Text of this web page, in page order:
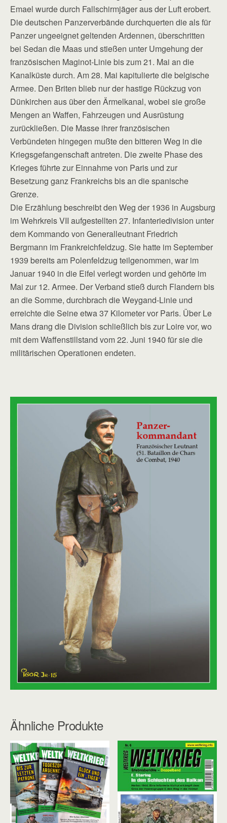
Emael wurde durch Fallschirmjäger aus der Luft erobert.
Die deutschen Panzerverbände durchquerten die als für
Panzer ungeeignet geltenden Ardennen, überschritten
bei Sedan die Maas und stießen unter Umgehung der
französischen Maginot-Linie bis zum 21. Mai an die
Kanalküste durch. Am 28. Mai kapitulierte die belgische
Armee. Den Briten blieb nur der hastige Rückzug von
Dünkirchen aus über den Ärmelkanal, wobei sie große
Mengen an Waffen, Fahrzeugen und Ausrüstung
zurückließen. Die Masse ihrer französischen
Verbündeten hingegen mußte den bitteren Weg in die
Kriegsgefangenschaft antreten. Die zweite Phase des
Krieges führte zur Einnahme von Paris und zur
Besetzung ganz Frankreichs bis an die spanische
Grenze.
Die Erzählung beschreibt den Weg der 1936 in Augsburg
im Wehrkreis VII aufgestellten 27. Infanteriedivision unter
dem Kommando von Generalleutnant Friedrich
Bergmann im Frankreichfeldzug. Sie hatte im September
1939 bereits am Polenfeldzug teilgenommen, war im
Januar 1940 in die Eifel verlegt worden und gehörte im
Mai zur 12. Armee. Der Verband stieß durch Flandern bis
an die Somme, durchbrach die Weygand-Linie und
erreichte die Seine ­etwa 37 Kilometer vor Paris. Über Le
Mans drang die Division schließlich bis zur Loire vor, wo
mit dem Waffenstillstand vom 22. Juni 1940 für sie die
militärischen Operationen endeten.
Ähnliche Produkte